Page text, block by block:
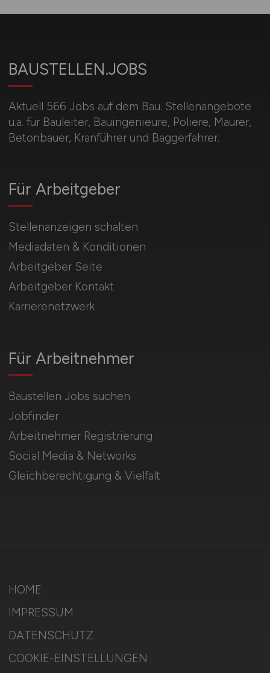
BAUSTELLEN.JOBS
Aktuell 566 Jobs auf dem Bau. Stellenangebote
u.a. für Bauleiter, Bauingenieure, Poliere, Maurer,
Betonbauer, Kranführer und Baggerfahrer.
Für Arbeitnehmer
Baustellen Jobs suchen
Jobfinder
Arbeitnehmer Registrierung
Social Media & Networks
Gleichberechtigung & Vielfalt
Für Arbeitgeber
Stellenanzeigen schalten
Mediadaten & Konditionen
Arbeitgeber Seite
Arbeitgeber Kontakt
Karrierenetzwerk
HOME
IMPRESSUM
DATENSCHUTZ
COOKIE-EINSTELLUNGEN